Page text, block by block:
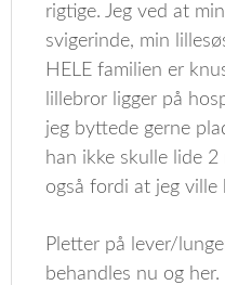
rigtige. Jeg ved at
svigerinde, min
HELE familien er
lillebror ligger på
jeg byttede gerne
han ikke skulle lide
også fordi at jeg ville
Pletter på lever/
behandles nu og